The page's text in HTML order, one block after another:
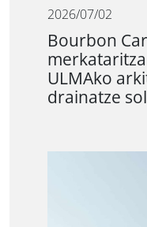
2026/07/02
Bourbon
ULMAko
drainatze